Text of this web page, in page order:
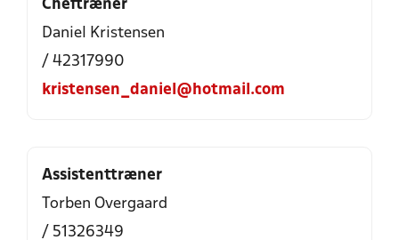
Cheftræner
Daniel Kristensen
/ 42317990
kristensen_daniel@hotmail.com
Assistenttræner
Torben Overgaard
/ 51326349